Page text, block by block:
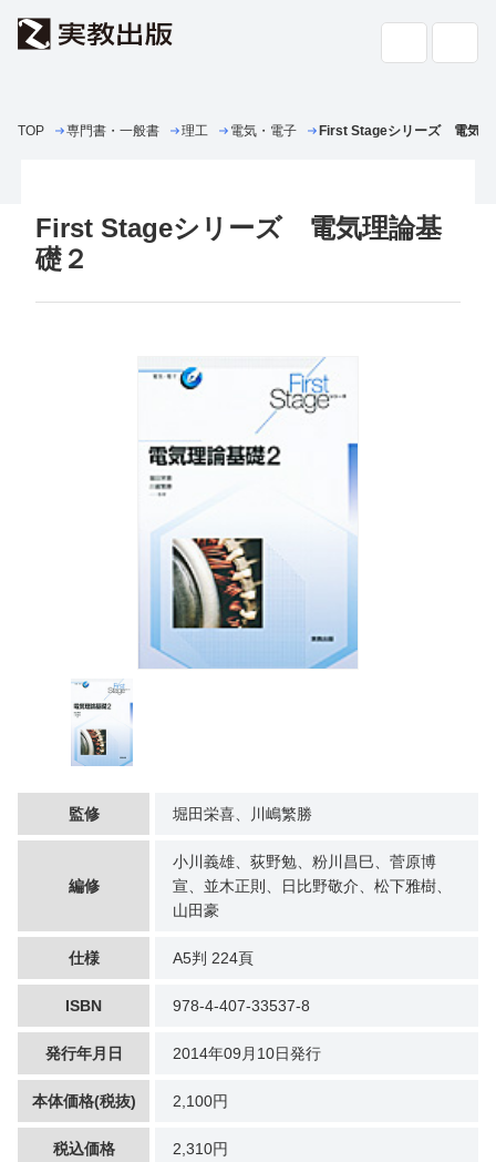
検索
高校教科書・副教材
会社案内
個人情報・特定個人情報の取り扱い
教科書採択の公正確保に関する基本方針
TOP 専門書・一般書 理工 電気・電子 First Stageシリーズ 電気理
First Stageシリーズ 電気理論基
礎２
監修 堀田栄喜、川嶋繁勝
編修
小川義雄、荻野勉、粉川昌巳、菅原博
宣、並木正則、日比野敬介、松下雅樹、
山田豪
仕様 A5判 224頁
ISBN 978-4-407-33537-8
発行年月日 2014年09月10日発行
本体価格(税抜) 2,100円
税込価格 2,310円